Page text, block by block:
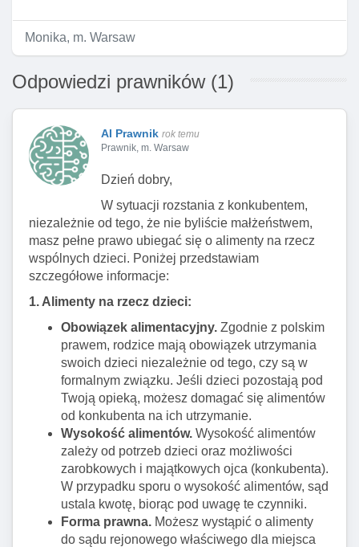
Monika, m. Warsaw
Odpowiedzi prawników (1)
AI Prawnik rok temu
Prawnik, m. Warsaw
Dzień dobry,
W sytuacji rozstania z konkubentem,
niezależnie od tego, że nie byliście małżeństwem,
masz pełne prawo ubiegać się o alimenty na rzecz
wspólnych dzieci. Poniżej przedstawiam
szczegółowe informacje:
1. Alimenty na rzecz dzieci:
Obowiązek alimentacyjny. Zgodnie z polskim
prawem, rodzice mają obowiązek utrzymania
swoich dzieci niezależnie od tego, czy są w
formalnym związku. Jeśli dzieci pozostają pod
Twoją opieką, możesz domagać się alimentów
od konkubenta na ich utrzymanie.
Wysokość alimentów. Wysokość alimentów
zależy od potrzeb dzieci oraz możliwości
zarobkowych i majątkowych ojca (konkubenta).
W przypadku sporu o wysokość alimentów, sąd
ustala kwotę, biorąc pod uwagę te czynniki.
Forma prawna. Możesz wystąpić o alimenty
do sądu rejonowego właściwego dla miejsca